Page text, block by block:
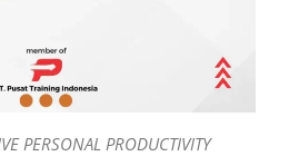
PERSONAL PRODUCTIVITY